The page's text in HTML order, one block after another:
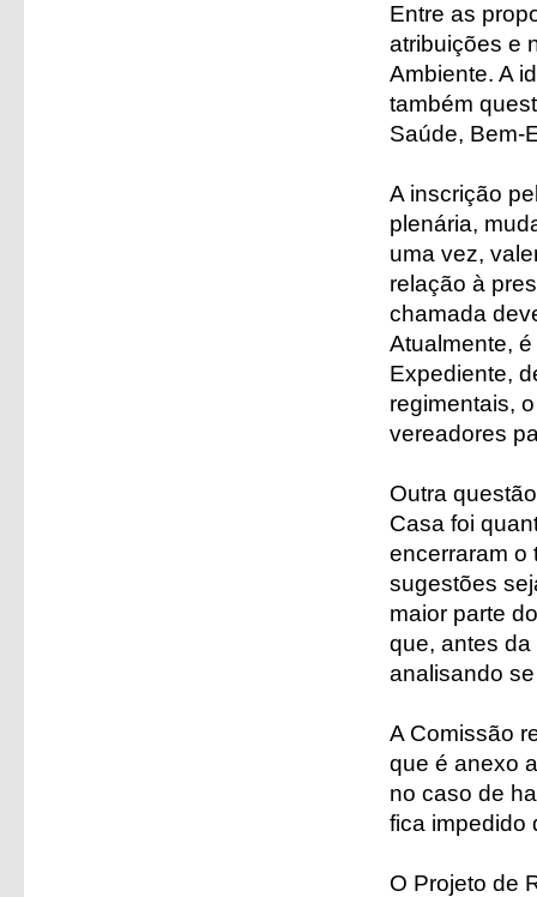
Entre as
atribuições e
Ambiente. A
também
Saúde, Bem-
A inscrição
plenária,
uma vez,
relação à
chamada
Atualmente,
Expediente,
regimentais,
vereadores
Outra
Casa foi
encerraram o
sugestões
maior parte
que, antes
analisando
A Comissão
que é anexo
no caso de
fica impedido
O Projeto de